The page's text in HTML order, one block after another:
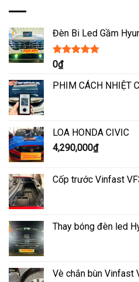
Đèn Bi Led Gầm
Được xếp
hạng
sao
0₫
PHIM CÁCH NHIỆT
LOA HONDA CIVIC
4,290,000₫
Cốp trước Vinfast
Thay bóng đèn led
Vè chắn bùn Vinfast